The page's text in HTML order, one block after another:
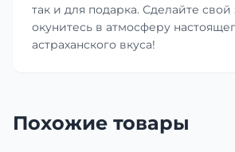
так и для подарка. Сделайте свой
окунитесь в атмосферу
астраханского вкуса!
Похожие товары